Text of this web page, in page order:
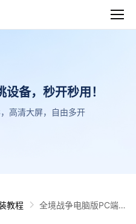
备，秒开秒用！
高清大屏，自由多开
教程
全境战争电脑版PC端